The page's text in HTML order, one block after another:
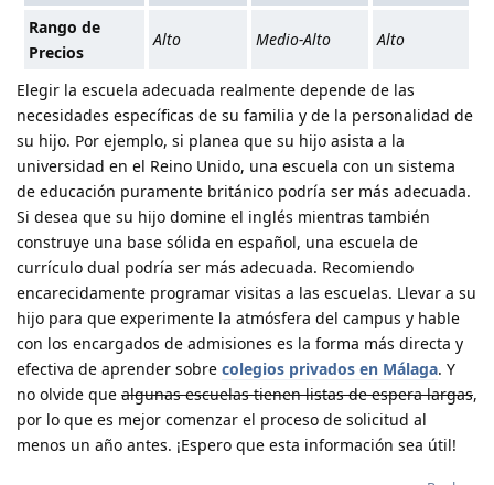
Rango de
Precios
Alto Medio-Alto Alto
Elegir la escuela adecuada realmente depende de las
necesidades específicas de su familia y de la personalidad de
su hijo. Por ejemplo, si planea que su hijo asista a la
universidad en el Reino Unido, una escuela con un sistema
de educación puramente británico podría ser más adecuada.
Si desea que su hijo domine el inglés mientras también
construye una base sólida en español, una escuela de
currículo dual podría ser más adecuada. Recomiendo
encarecidamente programar visitas a las escuelas. Llevar a su
hijo para que experimente la atmósfera del campus y hable
con los encargados de admisiones es la forma más directa y
efectiva de aprender sobre colegios privados en Málaga. Y
no olvide que algunas escuelas tienen listas de espera largas,
por lo que es mejor comenzar el proceso de solicitud al
menos un año antes. ¡Espero que esta información sea útil!